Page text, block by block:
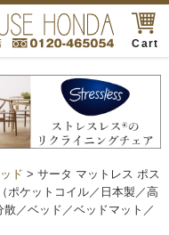
Cart
ド > サータ マットレス ポス
ポケットコイル／日本製／高
／ベッド／ベッドマット／